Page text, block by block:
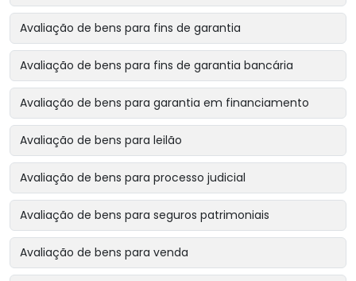
Avaliação de bens para fins de garantia
Avaliação de bens para fins de garantia bancária
Avaliação de bens para garantia em financiamento
Avaliação de bens para leilão
Avaliação de bens para processo judicial
Avaliação de bens para seguros patrimoniais
Avaliação de bens para venda